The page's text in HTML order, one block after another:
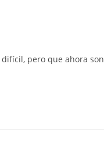
pero que ahora son